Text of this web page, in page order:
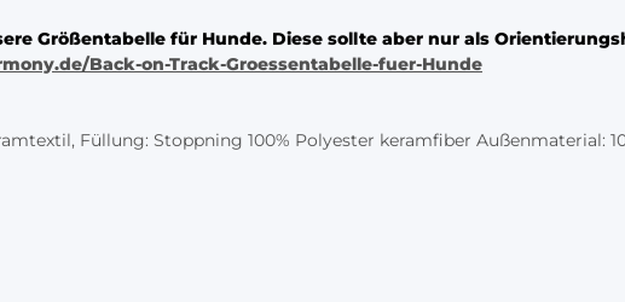
Größentabelle für Hunde. Diese sollte aber nur als
Back-on-Track-Groessentabelle-fuer-Hunde
Füllung: Stoppning 100% Polyester keramfiber Außenmaterial: